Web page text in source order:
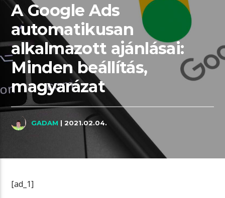
A Google Ads
automatikusan
alkalmazott ajánlásai:
Minden beállítás,
magyarázat
GADAM | 2021.02.04.
[ad_1]